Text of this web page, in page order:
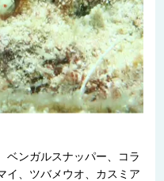
ベンガルスナッパー、コラ
イ、ツバメウオ、カスミア